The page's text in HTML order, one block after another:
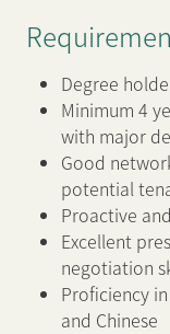
Degree
Minimum 4
with major
Good
potential
Proactive
Excellent
negotiation
Proficiency
and Chinese